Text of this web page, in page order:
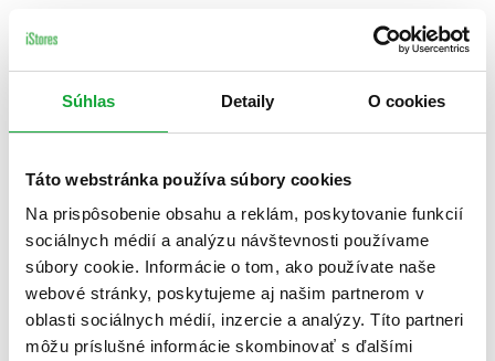
Súhlas Detaily O cookies
Táto webstránka používa súbory cookies
Na prispôsobenie obsahu a reklám, poskytovanie funkcií
sociálnych médií a analýzu návštevnosti používame
súbory cookie. Informácie o tom, ako používate naše
webové stránky, poskytujeme aj našim partnerom v
oblasti sociálnych médií, inzercie a analýzy. Títo partneri
môžu príslušné informácie skombinovať s ďalšími